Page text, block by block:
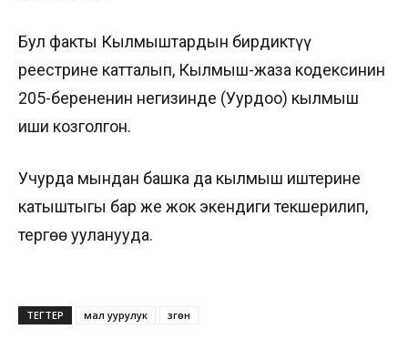
Бул факты Кылмыштардын бирдиктүү
реестрине катталып, Кылмыш-жаза кодексинин
205-берененин негизинде (Уурдоо) кылмыш
иши козголгон.
Учурда мындан башка да кылмыш иштерине
катыштыгы бар же жок экендиги текшерилип,
тергөө ууланууда.
ТЕГТЕР мал уурулук Өзгөн